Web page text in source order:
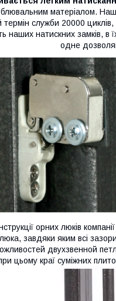
матеріалом.
служби 20000
наших натискних замків, в
одне
орних люків
люка, завдяки яким всі
двухзвенной
цьому краї суміжних